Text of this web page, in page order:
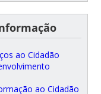
ao Cidadão
ao Cidadão